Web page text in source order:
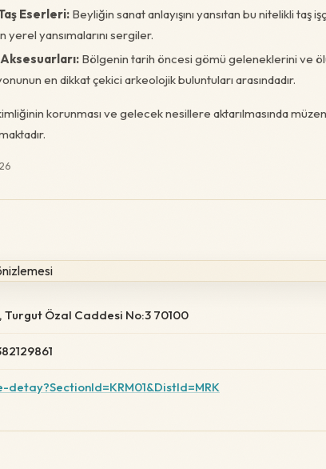
Eserleri: Beyliğin sanat anlayışını yansıtan bu nitelikli taş
yansımalarını sergiler.
Bölgenin tarih öncesi gömü geleneklerini ve
en dikkat çekici arkeolojik buluntuları arasındadır.
korunması ve gelecek nesillere aktarılmasında
Özal Caddesi No:3 70100
detay?SectionId=KRM01&DistId=MRK